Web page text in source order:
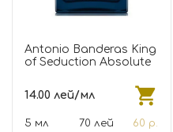
Antonio Banderas King
of Seduction Absolute
14.00 лей/мл
5 мл 70 лей
60 р.